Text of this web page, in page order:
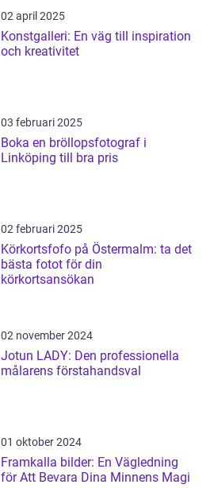
02 april 2025
Konstgalleri: En väg till inspiration
och kreativitet
03 februari 2025
Boka en bröllopsfotograf i
Linköping till bra pris
02 februari 2025
Körkortsfofo på Östermalm: ta det
bästa fotot för din
körkortsansökan
02 november 2024
Jotun LADY: Den professionella
målarens förstahandsval
01 oktober 2024
Framkalla bilder: En Vägledning
för Att Bevara Dina Minnens Magi